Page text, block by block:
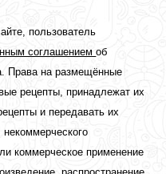
пользователь
соглашениемоб
Права на размещённые
рецепты, принадлежат их
и передавать их
коммерческое применение